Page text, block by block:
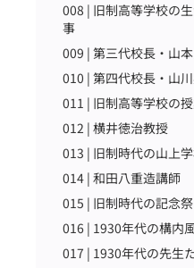
008 | 旧制高等学校の
事
009 | 第三代校長・山
010 | 第四代校長・山
011 | 旧制高等学校の
012 | 横井徳治教授
013 | 旧制時代の山上
014 | 和田八重造講師
015 | 旧制時代の記念祭
016 | 1930年代の構内
017 | 1930年代の先生